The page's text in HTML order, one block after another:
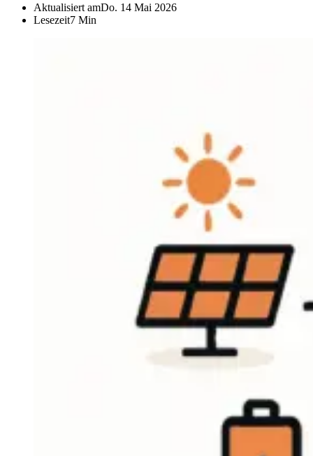
Aktualisiert amDo. 14 Mai 2026
Lesezeit7 Min